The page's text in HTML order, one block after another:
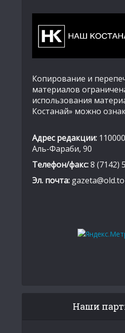
Копирование и
материалов
использования
Костанай» можно
Адрес редакции:
Аль-Фараби, 90
Телефон/факс:8 (7142)
Эл. почта:
Наши